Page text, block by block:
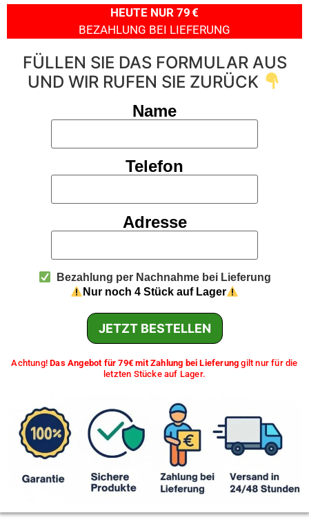
HEUTE NUR 79 €
BEZAHLUNG BEI LIEFERUNG
FÜLLEN SIE DAS FORMULAR AUS
UND WIR RUFEN SIE ZURÜCK
Name
Telefon
Adresse
Bezahlung per Nachnahme bei Lieferung
Nur noch 4 Stück auf Lager
JETZT BESTELLEN
Achtung!Das Angebot für 79€ mit Zahlung bei Lieferung gilt nur für die
letzten Stücke auf Lager.